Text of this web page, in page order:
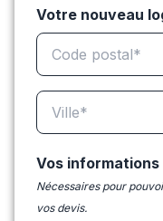
Votre nouveau
Vos informations
Nécessaires pour
vos devis.